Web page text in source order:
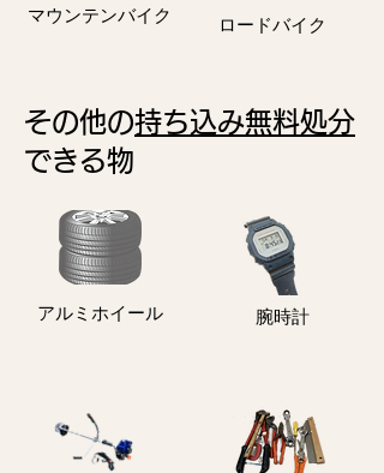
マウンテンバイク ロードバイク
その他の持ち込み無料処分
できる物
アルミホイール ​腕時計